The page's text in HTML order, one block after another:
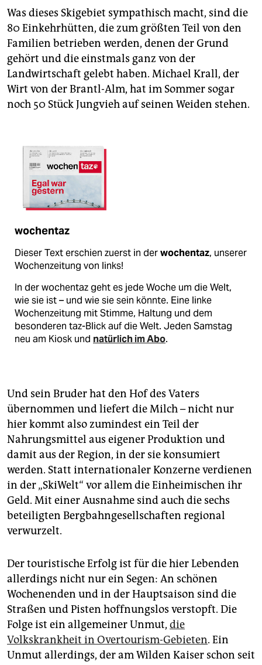
Was dieses Skigebiet sympathisch macht, sind die
80 Einkehrhütten, die zum größten Teil von den
Familien betrieben werden, denen der Grund
gehört und die einstmals ganz von der
Landwirtschaft gelebt haben. Michael Krall, der
Wirt von der Brantl-Alm, hat im Sommer sogar
noch 50 Stück Jungvieh auf seinen Weiden stehen.
wochentaz
Dieser Text erschien zuerst in derwochentaz, unserer
Wochenzeitung von links!
In der wochentaz geht es jede Woche um die Welt,
wie sie ist – und wie sie sein könnte. Eine linke
Wochenzeitung mit Stimme, Haltung und dem
besonderen taz-Blick auf die Welt. Jeden Samstag
neu am Kiosk und natürlich im Abo.
Und sein Bruder hat den Hof des Vaters
übernommen und liefert die Milch – nicht nur
hier kommt also zumindest ein Teil der
Nahrungsmittel aus eigener Produktion und
damit aus der Region, in der sie konsumiert
werden. Statt internationaler Konzerne verdienen
in der „SkiWelt“ vor allem die Einheimischen ihr
Geld. Mit einer Ausnahme sind auch die sechs
beteiligten Bergbahngesellschaften regional
verwurzelt.
Der touristische Erfolg ist für die hier Lebenden
allerdings nicht nur ein Segen: An schönen
Wochenenden und in der Hauptsaison sind die
Straßen und Pisten hoffnungslos verstopft. Die
Folge ist ein allgemeiner Unmut, die
Volkskrankheit in Overtourism-Gebieten. Ein
Unmut allerdings, der am Wilden Kaiser schon seit